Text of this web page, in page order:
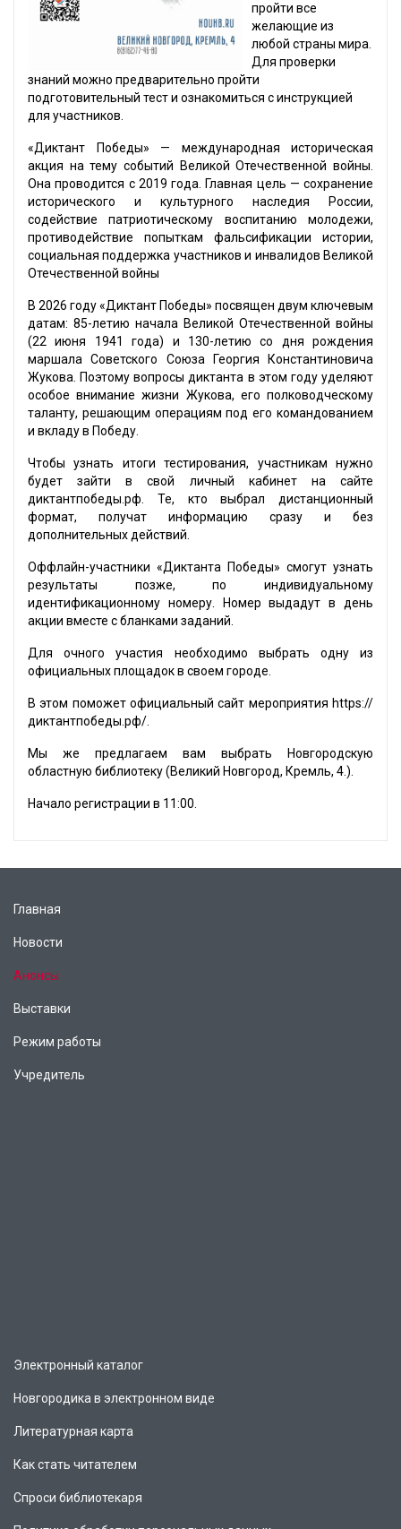
пройти все
желающие из
любой страны мира.
Для проверки
знаний можно предварительно пройти
подготовительный тест и ознакомиться с инструкцией
для участников.
«Диктант Победы» — международная историческая
акция на тему событий Великой Отечественной войны.
Она проводится с 2019 года. Главная цель — сохранение
исторического и культурного наследия России,
содействие патриотическому воспитанию молодежи,
противодействие попыткам фальсификации истории,
социальная поддержка участников и инвалидов Великой
Отечественной войны
В 2026 году «Диктант Победы» посвящен двум ключевым
датам: 85-летию начала Великой Отечественной войны
(22 июня 1941 года) и 130-летию со дня рождения
маршала Советского Союза Георгия Константиновича
Жукова. Поэтому вопросы диктанта в этом году уделяют
особое внимание жизни Жукова, его полководческому
таланту, решающим операциям под его командованием
и вкладу в Победу.
Чтобы узнать итоги тестирования, участникам нужно
будет зайти в свой личный кабинет на сайте
диктантпобеды.рф. Те, кто выбрал дистанционный
формат, получат информацию сразу и без
дополнительных действий.
Оффлайн-участники «Диктанта Победы» смогут узнать
результаты позже, по индивидуальному
идентификационному номеру. Номер выдадут в день
акции вместе с бланками заданий.
Для очного участия необходимо выбрать одну из
официальных площадок в своем городе.
В этом поможет официальный сайт мероприятия https://
диктантпобеды.рф/.
Мы же предлагаем вам выбрать Новгородскую
областную библиотеку (Великий Новгород, Кремль, 4.).
Начало регистрации в 11:00.
Главная
Новости
Анонсы
Выставки
Режим работы
Учредитель
Электронный каталог
Новгородика в электронном виде
Литературная карта
Как стать читателем
Спроси библиотекаря